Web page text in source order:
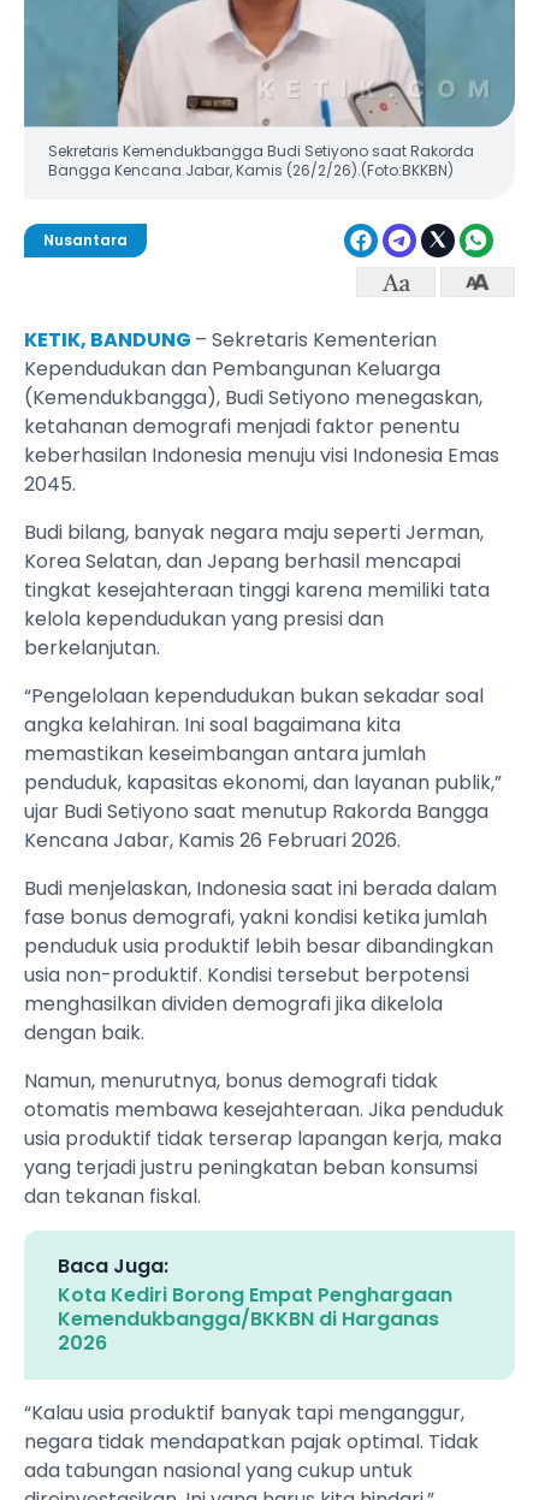
Sekretaris Kemendukbangga Budi Setiyono saat Rakorda
Bangga Kencana Jabar, Kamis (26/2/26).(Foto:BKKBN)
Nusantara
KETIK, BANDUNG – Sekretaris Kementerian
Kependudukan dan Pembangunan Keluarga
(Kemendukbangga), Budi Setiyono menegaskan,
ketahanan demografi menjadi faktor penentu
keberhasilan Indonesia menuju visi Indonesia Emas
2045.
Budi bilang, banyak negara maju seperti Jerman,
Korea Selatan, dan Jepang berhasil mencapai
tingkat kesejahteraan tinggi karena memiliki tata
kelola kependudukan yang presisi dan
berkelanjutan.
“Pengelolaan kependudukan bukan sekadar soal
angka kelahiran. Ini soal bagaimana kita
memastikan keseimbangan antara jumlah
penduduk, kapasitas ekonomi, dan layanan publik,”
ujar Budi Setiyono saat menutup Rakorda Bangga
Kencana Jabar, Kamis 26 Februari 2026.
Budi menjelaskan, Indonesia saat ini berada dalam
fase bonus demografi, yakni kondisi ketika jumlah
penduduk usia produktif lebih besar dibandingkan
usia non-produktif. Kondisi tersebut berpotensi
menghasilkan dividen demografi jika dikelola
dengan baik.
Namun, menurutnya, bonus demografi tidak
otomatis membawa kesejahteraan. Jika penduduk
usia produktif tidak terserap lapangan kerja, maka
yang terjadi justru peningkatan beban konsumsi
dan tekanan fiskal.
Baca Juga:
Kota Kediri Borong Empat Penghargaan
Kemendukbangga/BKKBN di Harganas
2026
“Kalau usia produktif banyak tapi menganggur,
negara tidak mendapatkan pajak optimal. Tidak
ada tabungan nasional yang cukup untuk